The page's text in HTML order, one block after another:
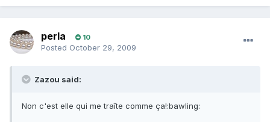
perla 10
Posted October 29, 2009
Zazou said:
Non c'est elle qui me traîte comme ça!:bawling: